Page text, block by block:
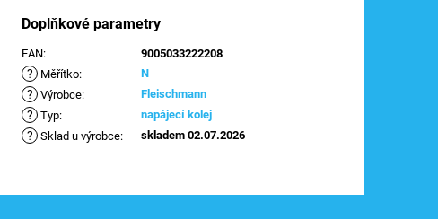
Doplňkové parametry
EAN: 9005033222208
? Měřítko: N
? Výrobce: Fleischmann
? Typ: napájecí kolej
? Sklad u výrobce: skladem 02.07.2026